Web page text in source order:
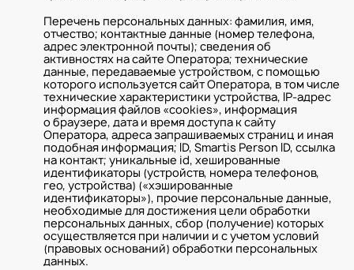
Перечень персональных данных: фамилия, имя,
отчество; контактные данные (номер телефона,
адрес электронной почты); сведения об
активностях на сайте Оператора; технические
данные, передаваемые устройством, с помощью
которого используется сайт Оператора, в том числе
технические характеристики устройства, IP-адрес
информация файлов «cookies», информация
о браузере, дата и время доступа к сайту
Оператора, адреса запрашиваемых страниц и иная
подобная информация; ID, Smartis Person ID, ссылка
на контакт; уникальные id, хешированные
идентификаторы (устройств, номера телефонов,
гео, устройства) («хэшированные
идентификаторы»), прочие персональные данные,
необходимые для достижения цели обработки
персональных данных, сбор (получение) которых
осуществляется при наличии и с учетом условий
(правовых оснований) обработки персональных
данных.